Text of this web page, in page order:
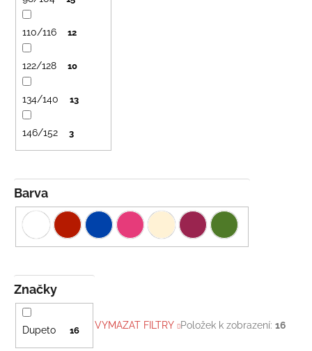
ů
Značky
Dupeto 16
Barva
110/116 12
122/128 10
134/140 13
146/152 3
VYMAZAT FILTRY Položek k zobrazení:16
m
S
OUŠKY
UV
30
BÍLÝ
395